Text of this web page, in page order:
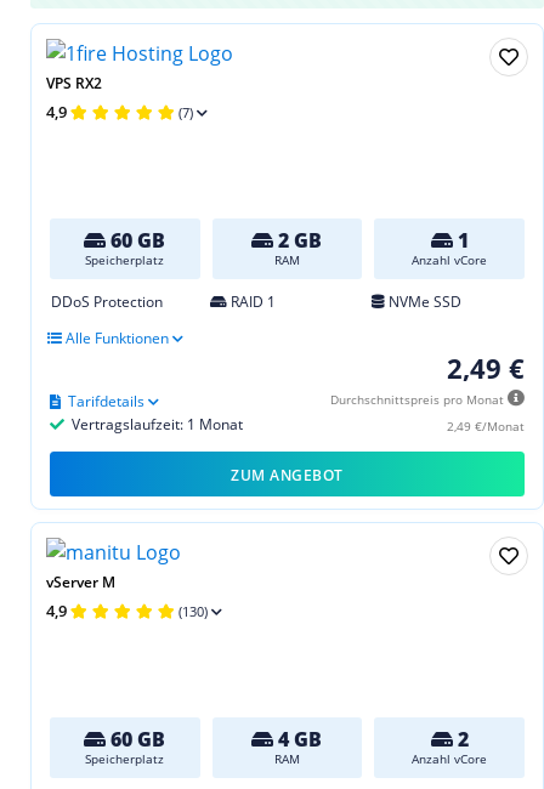
VPS RX2
4,9 (7)
60 GB
Speicherplatz
2 GB
RAM
1
Anzahl vCore
DDoS Protection RAID 1
NVMe SSD
Alle Funktionen
2,49 €
Durchschnittspreis pro Monat
2,49 €/Monat
Vertragslaufzeit: 1 Monat
Tarifdetails
ZUM ANGEBOT
vServer M
4,9 (130)
60 GB
Speicherplatz
4 GB
RAM
2
Anzahl vCore